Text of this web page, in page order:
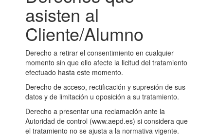
asisten al
Cliente/Alumno
Derecho a retirar el consentimiento en cualquier
momento sin que ello afecte la licitud del tratamiento
efectuado hasta este momento.
Derecho de acceso, rectificación y supresión de sus
datos y de limitación u oposición a su tratamiento.
Derecho a presentar una reclamación ante la
Autoridad de control (www.aepd.es) si considera que
el tratamiento no se ajusta a la normativa vigente.